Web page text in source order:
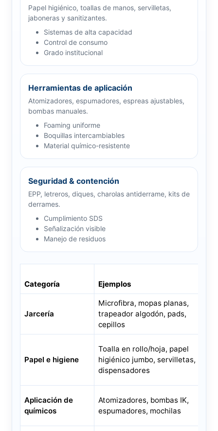
Papel higiénico, toallas de manos, servilletas,
jaboneras y sanitizantes.
Sistemas de alta capacidad
Control de consumo
Grado institucional
Herramientas de aplicación
Atomizadores, espumadores, espreas ajustables,
bombas manuales.
Foaming uniforme
Boquillas intercambiables
Material químico-resistente
Seguridad & contención
EPP, letreros, diques, charolas antiderrame, kits de
derrames.
Cumplimiento SDS
Señalización visible
Manejo de residuos
Categoría Ejemplos
Jarcería
Microfibra, mopas planas,
trapeador algodón, pads,
cepillos
Papel e higiene
Toalla en rollo/hoja, papel
higiénico jumbo, servilletas,
dispensadores
Aplicación de
químicos
Atomizadores, bombas IK,
espumadores, mochilas